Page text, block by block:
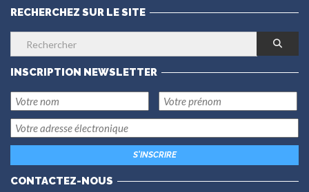
RECHERCHEZ SUR LE SITE
INSCRIPTION NEWSLETTER
CONTACTEZ-NOUS